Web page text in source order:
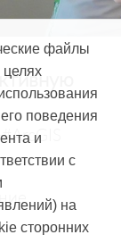
#ArcGIS
файлы
целях
поведения
и
с
на
сторонних